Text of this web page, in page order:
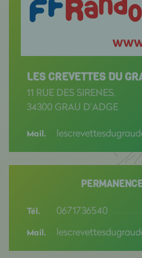
LES CREVETTES DU
11 RUE DES SIRENES,
34300 GRAU D'ADGE
Mail.
Tél. 0671736540
Mail.